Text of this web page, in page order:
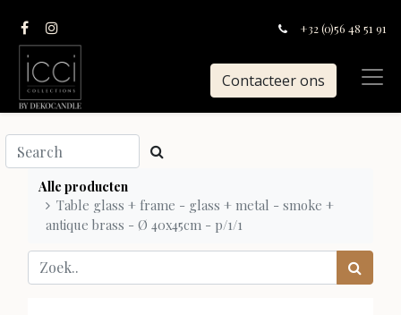
+32 (0)56 48 51 91
Contacteer ons
Alle producten
Table glass + frame - glass + metal - smoke +
antique brass - Ø 40x45cm - p/1/1